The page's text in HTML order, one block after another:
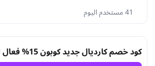
41 مستخدم اليوم
كود خصم كارديال جديد كوبون 15% فعال لكل المنتجات